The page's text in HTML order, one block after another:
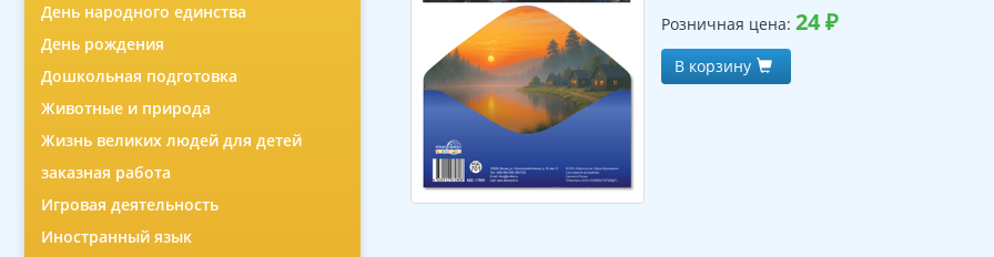
День народного единства
День рождения
Дошкольная подготовка
Животные и природа
Жизнь великих людей для детей
заказная работа
Игровая деятельность
Иностранный язык
Розничная цена:24₽
В корзину